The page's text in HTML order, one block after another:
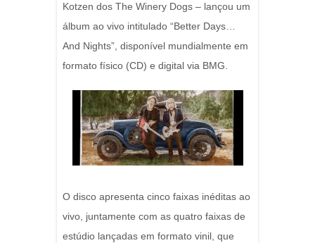
Kotzen dos The Winery Dogs – lançou um
álbum ao vivo intitulado “Better Days…
And Nights”, disponível mundialmente em
formato físico (CD) e digital via BMG.
O disco apresenta cinco faixas inéditas ao
vivo, juntamente com as quatro faixas de
estúdio lançadas em formato vinil, que